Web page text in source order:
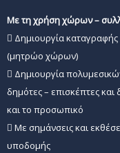
Με τη χρήση χώρων –
 Δημιουργία
(μητρώο χώρων)
 Δημιουργία
δημότες – επισκέπτες
και το προσωπικό
 Με σημάνσεις και
υποδομής